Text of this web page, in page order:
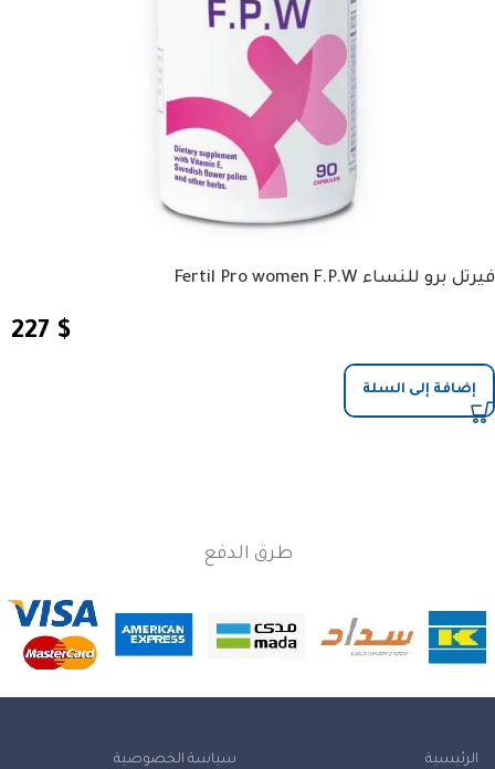
فيرتل برو للنساء Fertil Pro women F.P.W
227 $
إضافة إلى السلة
طرق الدفع
الرئيسية سياسة الخصوصية